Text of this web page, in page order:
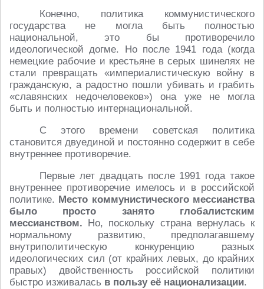
Конечно, политика коммунистического
государства не могла быть полностью
национальной, это бы противоречило
идеологической догме. Но после 1941 года (когда
немецкие рабочие и крестьяне в серых шинелях не
стали превращать «империалистическую войну в
гражданскую, а радостно пошли убивать и грабить
«славянских недочеловеков») она уже не могла
быть и полностью интернациональной.
С этого времени советская политика
становится двуединой и постоянно содержит в себе
внутреннее противоречие.
Первые лет двадцать после 1991 года такое
внутреннее противоречие имелось и в российской
политике. Место коммунистического мессианства
было просто занято глобалистским
мессианством. Но, поскольку страна вернулась к
нормальному развитию, предполагавшему
внутриполитическую конкуренцию разных
идеологических сил (от крайних левых, до крайних
правых) двойственность российской политики
быстро изживалась в пользу её национализации.